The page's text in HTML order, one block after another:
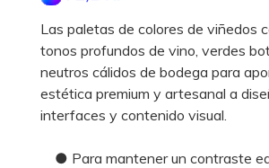
Las paletas de colores de viñedos
tonos profundos de vino, verdes
neutros cálidos de bodega para
estética premium y artesanal a
interfaces y contenido visual.
● Para mantener un contraste